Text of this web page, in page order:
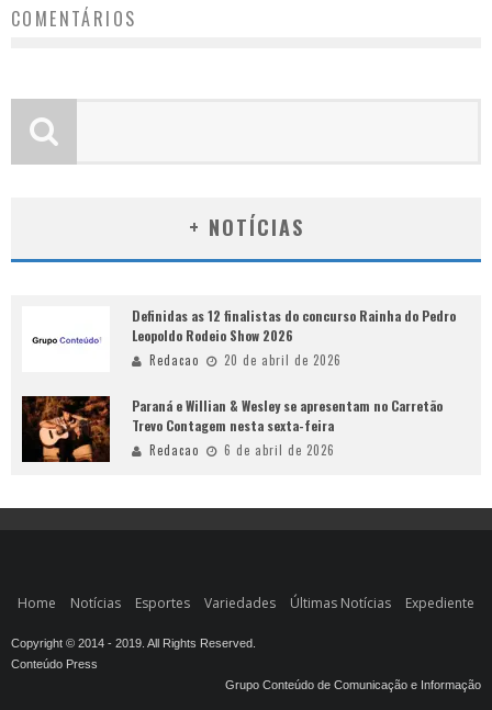
COMENTÁRIOS
+ NOTÍCIAS
Definidas as 12 finalistas do concurso Rainha do Pedro
Leopoldo Rodeio Show 2026
Redacao 20 de abril de 2026
Paraná e Willian & Wesley se apresentam no Carretão
Trevo Contagem nesta sexta-feira
Redacao 6 de abril de 2026
Home Notícias Esportes Variedades Últimas Notícias Expediente
Copyright © 2014 - 2019. All Rights Reserved.
Conteúdo Press
Grupo Conteúdo de Comunicação e Informação